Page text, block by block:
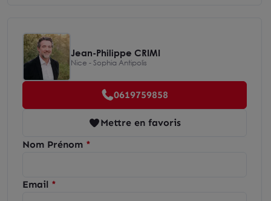
Jean-Philippe CRIMI
Nice - Sophia Antipolis
0619759858
Mettre en favoris
Nom Prénom
Email